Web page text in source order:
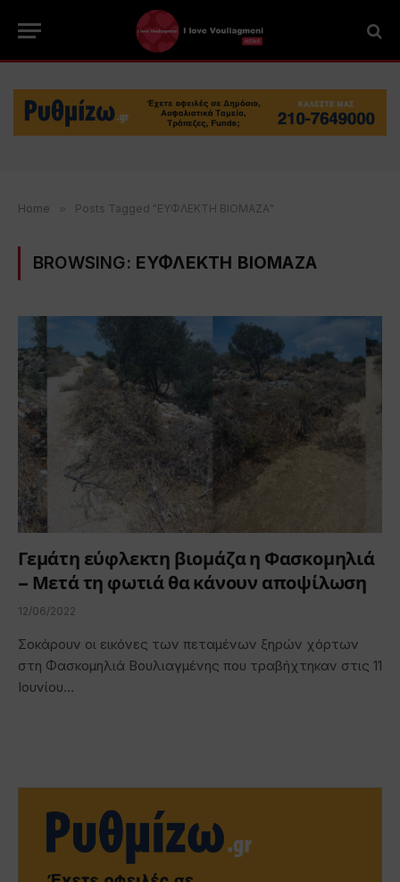
Home » Posts Tagged "ΕΥΦΛΕΚΤΗ ΒΙΟΜΑΖΑ"
BROWSING: ΕΥΦΛΕΚΤΗ ΒΙΟΜΑΖΑ
Γεμάτη εύφλεκτη βιομάζα η Φασκομηλιά
– Μετά τη φωτιά θα κάνουν αποψίλωση
12/06/2022
Σοκάρουν οι εικόνες των πεταμένων ξηρών χόρτων
στη Φασκομηλιά Βουλιαγμένης που τραβήχτηκαν στις 11
Ιουνίου…